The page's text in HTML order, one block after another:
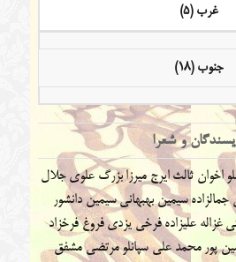
غرب (5)
جنوب (18)
و شعرا
اخوان ثالث ایرج میرزابزرگ علوی جلال
سیمین بهبهانیسیمین دانشور
غزاله علیزادهفرخی یزدی فروغ فرخزاد
پور محمد علی سپانلومرتضی مشفق